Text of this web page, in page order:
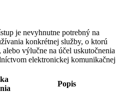
je nevyhnutne potrebný na
konkrétnej služby, o ktorú
výlučne na účel uskutočnenia
elektronickej komunikačnej
Popis